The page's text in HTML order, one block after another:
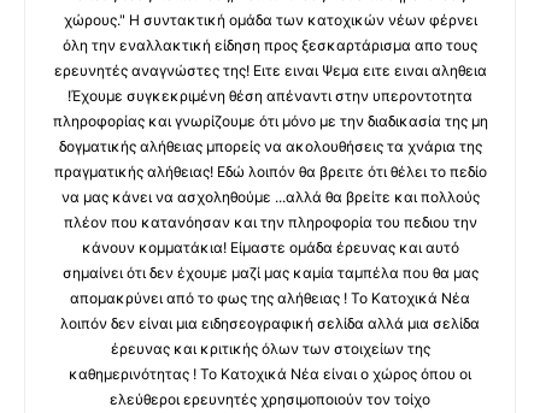
χώρους." Η συντακτική ομάδα των κατοχικών νέων φέρνει
όλη την εναλλακτική είδηση προς ξεσκαρτάρισμα απο τους
ερευνητές αναγνώστες της! Ειτε ειναι Ψεμα ειτε ειναι αληθεια
!Έχουμε συγκεκριμένη θέση απέναντι στην υπεροντοτητα
πληροφορίας και γνωρίζουμε ότι μόνο με την διαδικασία της μη
δογματικής αλήθειας μπορείς να ακολουθήσεις τα χνάρια της
πραγματικής αλήθειας! Εδώ λοιπόν θα βρειτε ότι θέλει το πεδίο
να μας κάνει να ασχοληθούμε ...αλλά θα βρείτε και πολλούς
πλέον που κατανόησαν και την πληροφορία του πεδιου την
κάνουν κομματάκια! Είμαστε ομάδα έρευνας και αυτό
σημαίνει ότι δεν έχουμε μαζί μας καμία ταμπέλα που θα μας
απομακρύνει από το φως της αλήθειας ! Το Κατοχικά Νέα
λοιπόν δεν είναι μια ειδησεογραφική σελίδα αλλά μια σελίδα
έρευνας και κριτικής όλων των στοιχείων της
καθημερινότητας ! Το Κατοχικά Νέα είναι ο χώρος όπου οι
ελεύθεροι ερευνητές χρησιμοποιούν τον τοίχο